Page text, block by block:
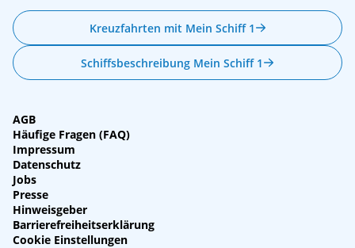
Kreuzfahrten mit Mein Schiff 1
Schiffsbeschreibung Mein Schiff 1
AGB
Häufige Fragen (FAQ)
Impressum
Datenschutz
Jobs
Presse
Hinweisgeber
Barrierefreiheitserklärung
Cookie Einstellungen